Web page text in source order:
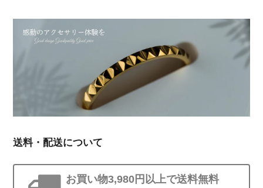
送料・配送について
お買い物3,980円以上で送料無料